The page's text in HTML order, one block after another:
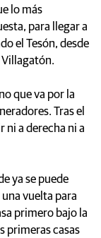
lo más
para llegar a
el Tesón, desde
Villagatón.
que va por la
Tras el
ni a derecha ni a
ya se puede
vuelta para
primero bajo la
primeras casas